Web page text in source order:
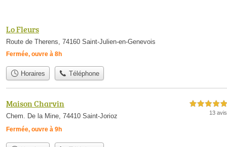
Lo Fleurs
Route de Therens, 74160 Saint-Julien-en-Genevois
Fermée, ouvre à 8h
Horaires Téléphone
Maison Charvin
Chem. De la Mine, 74410 Saint-Jorioz
Fermée, ouvre à 9h
5,0 étoiles sur 5
13 avis